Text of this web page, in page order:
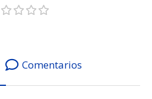
Comentarios